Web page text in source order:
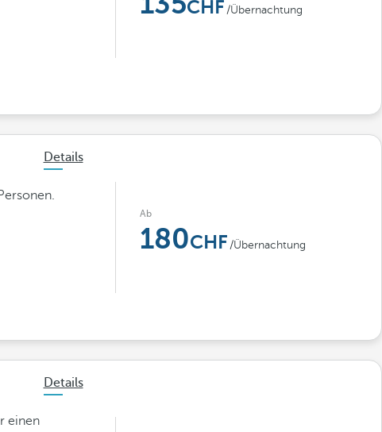
/Übernachtung
Details
Ab
180 /Übernachtung
Details
einen